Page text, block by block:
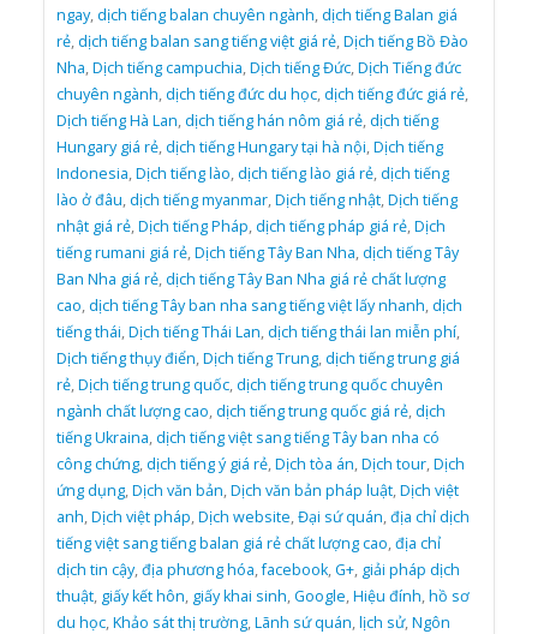
ngay,dịch tiếng balan chuyên ngành,dịch tiếng Balan giá
rẻ,dịch tiếng balan sang tiếng việt giá rẻ,Dịch tiếng Bồ Đào
Nha,Dịch tiếng campuchia,Dịch tiếng Đức,Dịch Tiếng đức
chuyên ngành,dịch tiếng đức du học,dịch tiếng đức giá rẻ,
Dịch tiếng Hà Lan,dịch tiếng hán nôm giá rẻ,dịch tiếng
Hungary giá rẻ,dịch tiếng Hungary tại hà nội,Dịch tiếng
Indonesia,Dịch tiếng lào,dịch tiếng lào giá rẻ,dịch tiếng
lào ở đâu,dịch tiếng myanmar,Dịch tiếng nhật,Dịch tiếng
nhật giá rẻ,Dịch tiếng Pháp,dịch tiếng pháp giá rẻ,Dịch
tiếng rumani giá rẻ,Dịch tiếng Tây Ban Nha,dịch tiếng Tây
Ban Nha giá rẻ,dịch tiếng Tây Ban Nha giá rẻ chất lượng
cao,dịch tiếng Tây ban nha sang tiếng việt lấy nhanh,dịch
tiếng thái,Dịch tiếng Thái Lan,dịch tiếng thái lan miễn phí,
Dịch tiếng thụy điển,Dịch tiếng Trung,dịch tiếng trung giá
rẻ,Dịch tiếng trung quốc,dịch tiếng trung quốc chuyên
ngành chất lượng cao,dịch tiếng trung quốc giá rẻ,dịch
tiếng Ukraina,dịch tiếng việt sang tiếng Tây ban nha có
công chứng,dịch tiếng ý giá rẻ,Dịch tòa án,Dịch tour,Dịch
ứng dụng,Dịch văn bản,Dịch văn bản pháp luật,Dịch việt
anh,Dịch việt pháp,Dịch website,Đại sứ quán,địa chỉ dịch
tiếng việt sang tiếng balan giá rẻ chất lượng cao,địa chỉ
dịch tin cậy,địa phương hóa,facebook,G+, giải pháp dịch
thuật, giấy kết hôn, giấy khai sinh,Google,Hiệu đính,hồ sơ
du học,Khảo sát thị trường,Lãnh sứ quán,lịch sử,Ngôn